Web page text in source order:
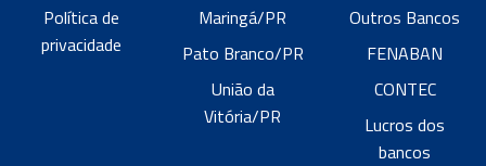
Política de
privacidade
Maringá/PR
Pato Branco/PR
União da
Vitória/PR
Outros Bancos
FENABAN
CONTEC
Lucros dos
bancos